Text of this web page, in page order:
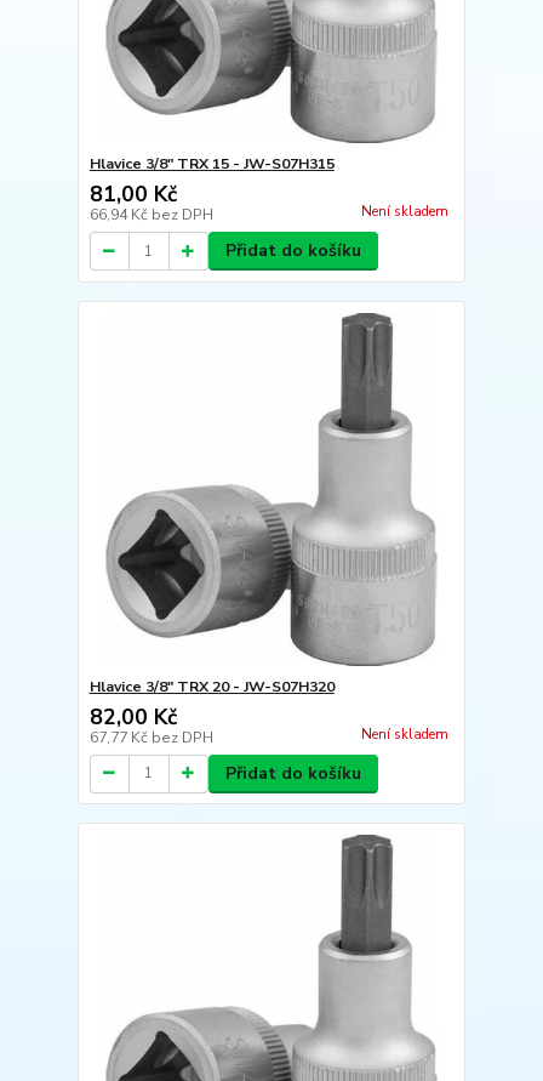
Hlavice 3/8" TRX 15 - JW-S07H315
81,00 Kč
66,94 Kč bez DPH Není skladem
Přidat do košíku
Hlavice 3/8" TRX 20 - JW-S07H320
82,00 Kč
67,77 Kč bez DPH Není skladem
Přidat do košíku